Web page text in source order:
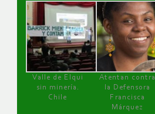
Valle de Elqui
sin minería.
Chile
Atentan contra
la Defensora
Francisca
Márquez